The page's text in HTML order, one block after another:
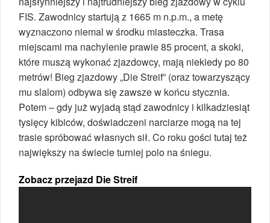
FIS. Zawodnicy startują z 1665 m n.p.m., a metę
wyznaczono niemal w środku miasteczka. Trasa
miejscami ma nachylenie prawie 85 procent, a skoki,
które muszą wykonać zjazdowcy, mają niekiedy po 80
metrów! Bieg zjazdowy „Die Streif” (oraz towarzyszący
mu slalom) odbywa się zawsze w końcu stycznia.
Potem – gdy już wyjadą stąd zawodnicy i kilkadziesiąt
tysięcy kibiców, doświadczeni narciarze mogą na tej
trasie spróbować własnych sił. Co roku gości tutaj też
największy na świecie turniej polo na śniegu.
Zobacz przejazd Die Streif